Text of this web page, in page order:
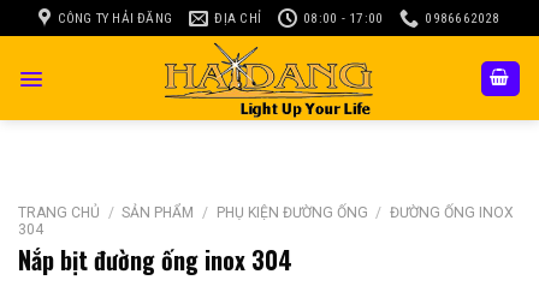
to
CÔNG TY HẢI ĐĂNG ĐỊA CHỈ 08:00 - 17:00 0986662028
TRANG CHỦ / SẢN PHẨM / PHỤ KIỆN ĐƯỜNG ỐNG / ĐƯỜNG ỐNG INOX
304
Nắp bịt đường ống inox 304